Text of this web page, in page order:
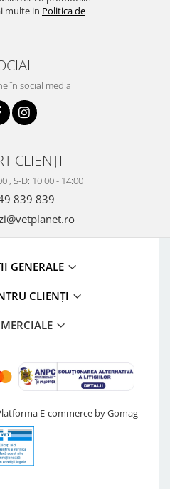
multe in Politica de
în social media
CLIENȚI
, S-D: 10:00 - 14:00
839 839
GENERALE
CLIENȚI
E-commerce by Gomag